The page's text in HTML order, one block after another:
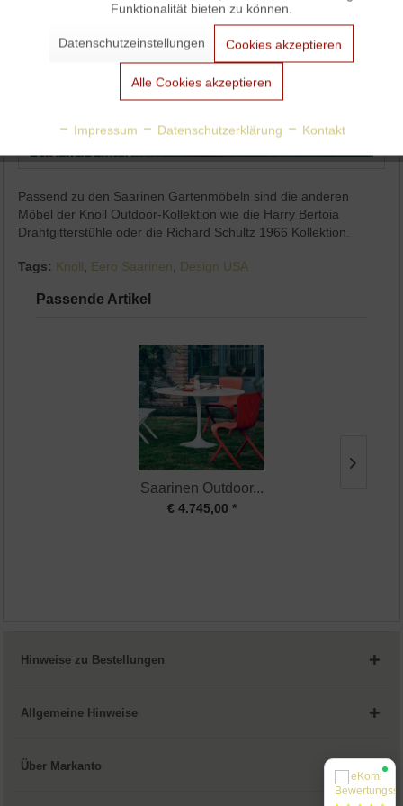
Passend zu den Saarinen Gartenmöbeln sind die anderen
Möbel der Knoll Outdoor-Kollektion wie die Harry Bertoia
Drahtgitterstühle oder die Richard Schultz 1966 Kollektion.
Tags: Knoll, Eero Saarinen, Design USA
Passende Artikel
Saarinen Outdoor...
€ 4.745,00 *
Hinweise zu Bestellungen
Allgemeine Hinweise
Über Markanto
Aktiv
Aktiv
Personalisierung Aktiv
Funktionalität bieten zu können.
Datenschutzeinstellungen Cookies akzeptieren
Alle Cookies akzeptieren
Impressum Datenschutzerklärung Kontakt